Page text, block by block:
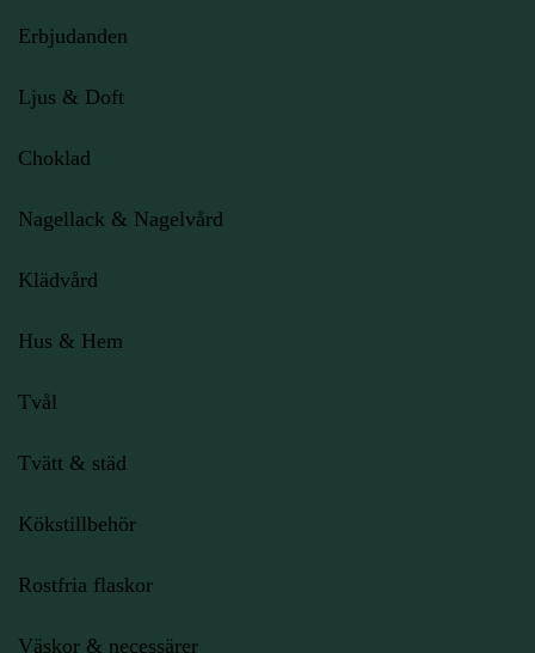
Erbjudanden
Ljus & Doft
Choklad
Nagellack & Nagelvård
Klädvård
Hus & Hem
Tvål
Tvätt & städ
Kökstillbehör
Rostfria flaskor
Väskor & necessärer